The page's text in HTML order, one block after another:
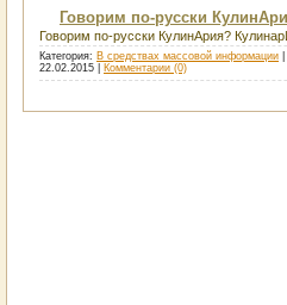
Говорим по-русски
Говорим по-русски КулинАрия?
Категория: В средствах массовой информации
22.02.2015
Комментарии (0)